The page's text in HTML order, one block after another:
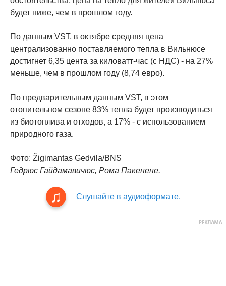
будет ниже, чем в прошлом году.
По данным VST, в октябре средняя цена
централизованно поставляемого тепла в Вильнюсе
достигнет 6,35 цента за киловатт-час (с НДС) - на 27%
меньше, чем в прошлом году (8,74 евро).
По предварительным данным VST, в этом
отопительном сезоне 83% тепла будет производиться
из биотоплива и отходов, а 17% - с использованием
природного газа.
Фото: Žigimantas Gedvila/BNS
Гедрюс Гайдамавичюс, Рома Пакенене.
Слушайте в аудиоформате.